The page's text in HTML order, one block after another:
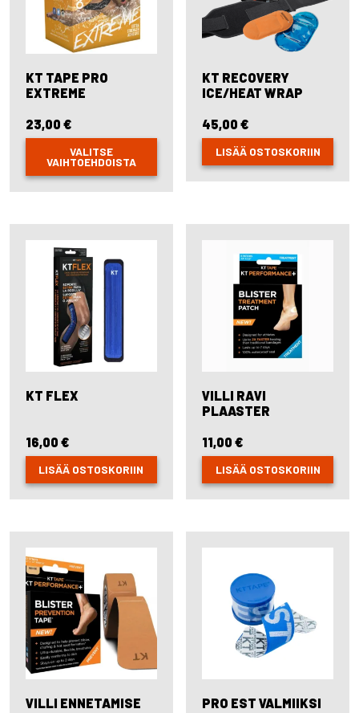
KT TAPE PRO
EXTREME
23,00 €
VALITSE
VAIHTOEHDOISTA
This
product
multiple
variants.
chosen
product
KT RECOVERY
ICE/HEAT WRAP
45,00€
LISÄÄ OSTOSKORIIN
KT FLEX
16,00 €
LISÄÄ OSTOSKORIIN
VILLI RAVI
PLAASTER
11,00€
LISÄÄ OSTOSKORIIN
VILLI ENNETAMISE
PRO EST VALMIIKSI